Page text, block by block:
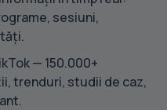
sesiuni,
— 150.000+
trenduri, studii de caz,